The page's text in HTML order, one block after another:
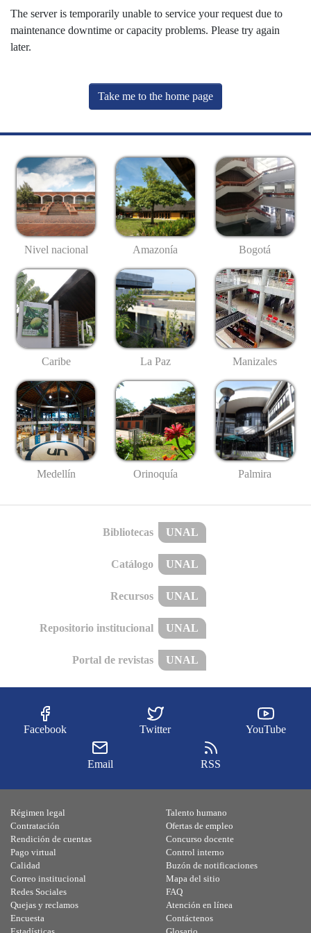
The server is temporarily unable to service your request due to
maintenance downtime or capacity problems. Please try again
later.
Take me to the home page
Nivel nacional Amazonía Bogotá
Caribe La Paz Manizales
Medellín Orinoquía Palmira
Bibliotecas UNAL
Catálogo UNAL
Recursos UNAL
Repositorio institucional UNAL
Portal de revistas UNAL
Facebook Twitter YouTube
Email RSS
Régimen legal
Contratación
Rendición de cuentas
Pago virtual
Calidad
Talento humano
Ofertas de empleo
Concurso docente
Control interno
Buzón de notificaciones
Correo institucional
Redes Sociales
Quejas y reclamos
Encuesta
Mapa del sitio
FAQ
Atención en línea
Contáctenos